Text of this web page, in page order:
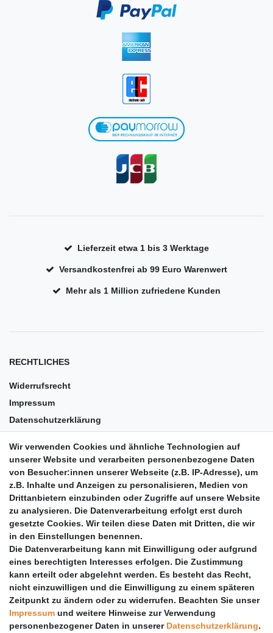
Lieferzeit etwa 1 bis 3 Werktage
Versandkostenfrei ab 99 Euro Warenwert
Mehr als 1 Million zufriedene Kunden
RECHTLICHES
Widerrufsrecht
Impressum
Datenschutzerklärung
Barrierefreiheit
Anleitungen
Vertrag widerrufen
PARTNER
DHL
GLS
PaketPLUS
SPONSORING
Wir verwenden Cookies und ähnliche Technologien auf
unserer Website und verarbeiten personenbezogene Daten
von Besucher:innen unserer Webseite (z.B. IP-Adresse), um
z.B. Inhalte und Anzeigen zu personalisieren, Medien von
Drittanbietern einzubinden oder Zugriffe auf unsere Website
zu analysieren. Die Datenverarbeitung erfolgt erst durch
gesetzte Cookies. Wir teilen diese Daten mit Dritten, die wir
in den Einstellungen benennen.
Die Datenverarbeitung kann mit Einwilligung oder aufgrund
eines berechtigten Interesses erfolgen. Die Zustimmung
kann erteilt oder abgelehnt werden. Es besteht das Recht,
nicht einzuwilligen und die Einwilligung zu einem späteren
Zeitpunkt zu ändern oder zu widerrufen. Beachten Sie unser
Impressum und weitere Hinweise zur Verwendung
personenbezogener Daten in unserer Daten­schutz­erklärung.